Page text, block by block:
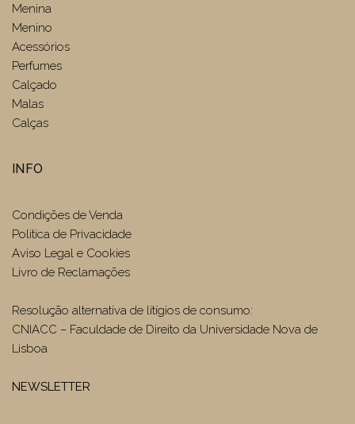
Menina
Menino
Acessórios
Perfumes
Calçado
Malas
Calças
INFO
Condições de Venda
Politica de Privacidade
Aviso Legal e Cookies
Livro de Reclamações
Resolução alternativa de litígios de consumo:
CNIACC – Faculdade de Direito da Universidade Nova de
Lisboa
NEWSLETTER